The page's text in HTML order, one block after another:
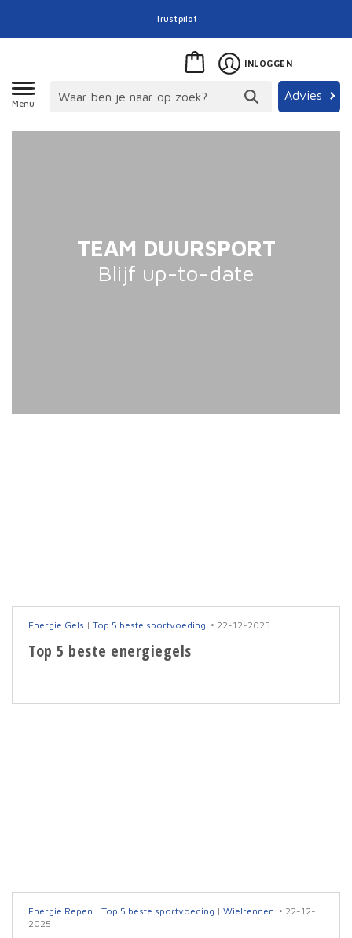
Trustpilot
Menu
Advies
INLOGGEN
TEAM DUURSPORT
Blijf up-to-date
Energie Gels | Top 5 beste sportvoeding 22-12-2025
Top 5 beste energiegels
Energie Repen | Top 5 beste sportvoeding | Wielrennen
22-12-
2025